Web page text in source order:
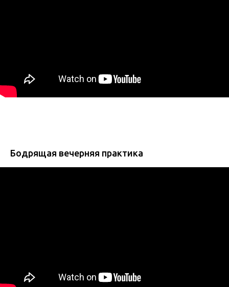
Бодрящая вечерняя практика